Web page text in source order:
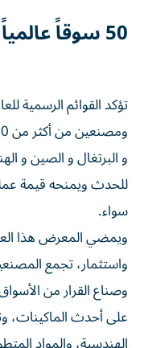
50 سوقاً عالمياً
تؤكد القوائم الرسمية
و البرتغال و الصين و
للحدث ويمنحه قيمة
سواء.
ويمضي المعرض هذا
واستثمار، تجمع
وصناع القرار من
على أحدث الماكينات،